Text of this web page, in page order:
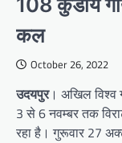
कल
October 26, 2022
उदयपुर। अखिल विश्व
3 से 6 नवम्बर तक
रहा है। गुरूवार 27